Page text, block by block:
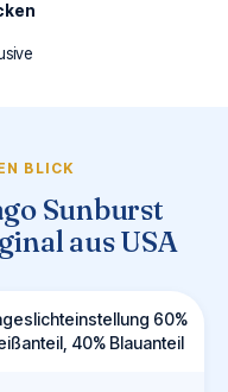
BLICK
Sunburst
aus USA
60%
40% Blauanteil